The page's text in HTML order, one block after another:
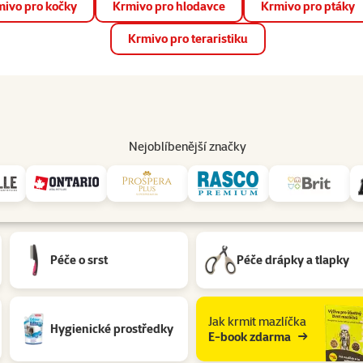
📱 Stáhněte si novou aplikaci Super zoo.Více informací
pro kočky Krmivo pro hlodavce Krmivo pro ptáky
Krmivo pro teraristiku
Nejoblíbenější značky
Prodejny Služby
Péče o srst Péče drápky a tlapky
Hygienické prostředky
Jak krmit mazlíčka
E-book zdarma